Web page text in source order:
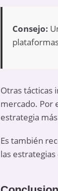
Consejo:
Otras tácticas
mercado. Por
estrategia
Es también
las